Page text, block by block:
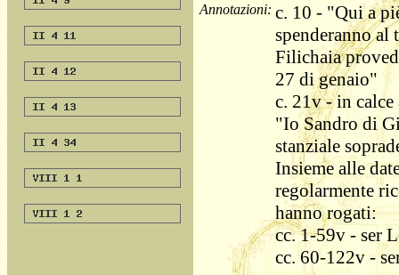
Annotazioni: c. 10 - "Qui a
spenderanno al
Filichaia
27 di genaio"
c. 21v - in
"Io Sandro di
stanziale
Insieme alle
regolarmente
hanno rogati:
cc. 1-59v - ser
cc. 60-122v -